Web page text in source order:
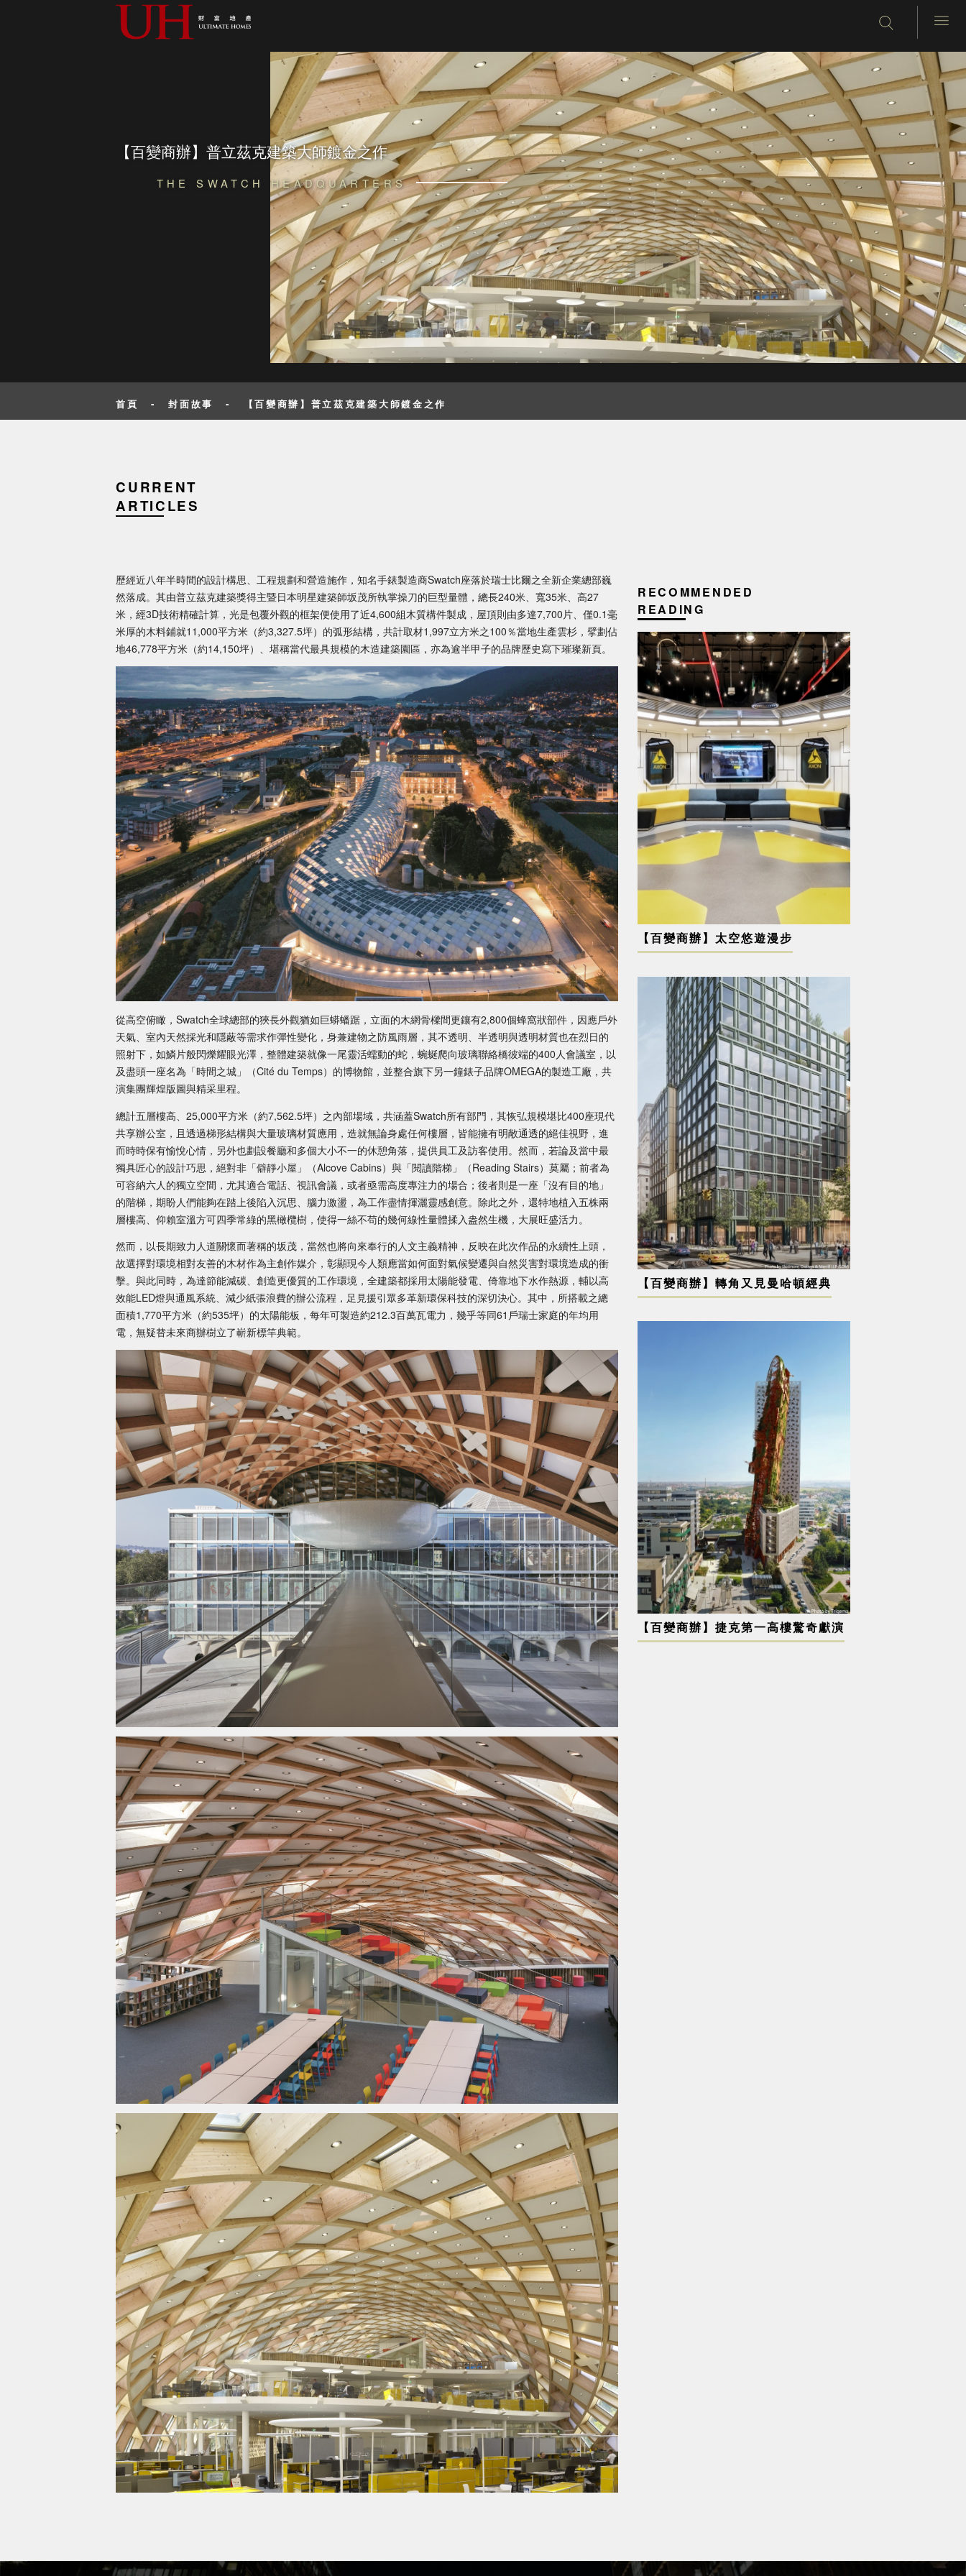
【百變商辦】普立茲克建築大師鍍金之作
THE SWATCH HEADQUARTERS
首頁 - 封面故事 - 【百變商辦】普立茲克建築大師鍍金之作
CURRENT
ARTICLES
歷經近八年半時間的設計構思、工程規劃和營造施作，知名手錶製造商Swatch座落於瑞士比爾之全新企業總部巍
然落成。其由普立茲克建築獎得主暨日本明星建築師坂茂所執掌操刀的巨型量體，總長240米、寬35米、高27
米，經3D技術精確計算，光是包覆外觀的框架便使用了近4,600組木質構件製成，屋頂則由多達7,700片、僅0.1毫
米厚的木料鋪就11,000平方米（約3,327.5坪）的弧形結構，共計取材1,997立方米之100％當地生產雲杉，擘劃佔
地46,778平方米（約14,150坪）、堪稱當代最具規模的木造建築園區，亦為逾半甲子的品牌歷史寫下璀璨新頁。
從高空俯瞰，Swatch全球總部的狹長外觀猶如巨蟒蟠踞，立面的木網骨樑間更鑲有2,800個蜂窩狀部件，因應戶外
天氣、室內天然採光和隱蔽等需求作彈性變化，身兼建物之防風雨層，其不透明、半透明與透明材質也在烈日的
照射下，如鱗片般閃爍耀眼光澤，整體建築就像一尾靈活蠕動的蛇，蜿蜒爬向玻璃聯絡橋彼端的400人會議室，以
及盡頭一座名為「時間之城」（Cité du Temps）的博物館，並整合旗下另一鐘錶子品牌OMEGA的製造工廠，共
演集團輝煌版圖與精采里程。
總計五層樓高、25,000平方米（約7,562.5坪）之內部場域，共涵蓋Swatch所有部門，其恢弘規模堪比400座現代
共享辦公室，且透過梯形結構與大量玻璃材質應用，造就無論身處任何樓層，皆能擁有明敞通透的絕佳視野，進
而時時保有愉悅心情，另外也劃設餐廳和多個大小不一的休憩角落，提供員工及訪客使用。然而，若論及當中最
獨具匠心的設計巧思，絕對非「僻靜小屋」（Alcove Cabins）與「閱讀階梯」（Reading Stairs）莫屬；前者為
可容納六人的獨立空間，尤其適合電話、視訊會議，或者亟需高度專注力的場合；後者則是一座「沒有目的地」
的階梯，期盼人們能夠在踏上後陷入沉思、腦力激盪，為工作盡情揮灑靈感創意。除此之外，還特地植入五株兩
層樓高、仰賴室溫方可四季常綠的黑橄欖樹，使得一絲不苟的幾何線性量體揉入盎然生機，大展旺盛活力。
然而，以長期致力人道關懷而著稱的坂茂，當然也將向來奉行的人文主義精神，反映在此次作品的永續性上頭，
故選擇對環境相對友善的木材作為主創作媒介，彰顯現今人類應當如何面對氣候變遷與自然災害對環境造成的衝
擊。與此同時，為達節能減碳、創造更優質的工作環境，全建築都採用太陽能發電、倚靠地下水作熱源，輔以高
效能LED燈與通風系統、減少紙張浪費的辦公流程，足見援引眾多革新環保科技的深切決心。其中，所搭載之總
面積1,770平方米（約535坪）的太陽能板，每年可製造約212.3百萬瓦電力，幾乎等同61戶瑞士家庭的年均用
電，無疑替未來商辦樹立了嶄新標竿典範。
RECOMMENDED
READING
【百變商辦】太空悠遊漫步
【百變商辦】轉角又見曼哈頓經典
【百變商辦】捷克第一高樓驚奇獻演